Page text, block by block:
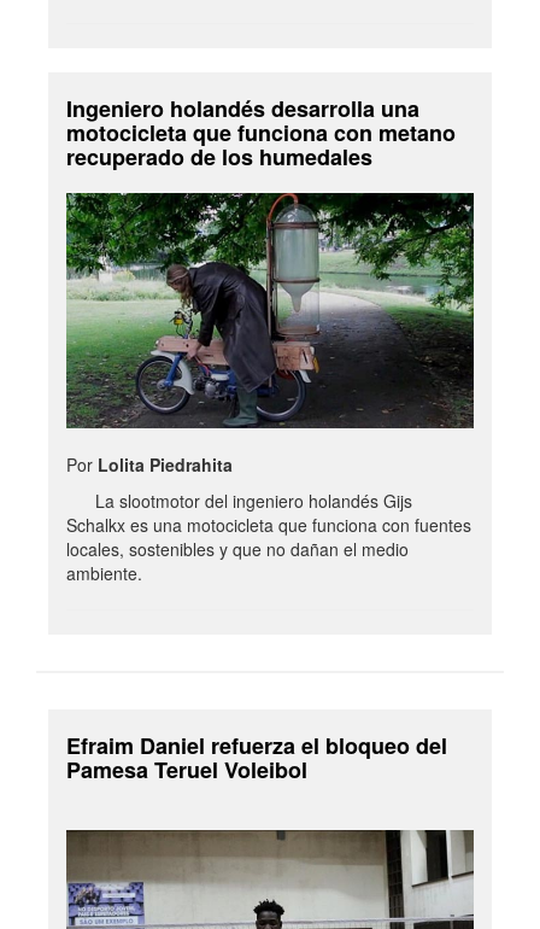
Ingeniero holandés desarrolla una
motocicleta que funciona con metano
recuperado de los humedales
Por Lolita Piedrahita
La slootmotor del ingeniero holandés Gijs
Schalkx es una motocicleta que funciona con fuentes
locales, sostenibles y que no dañan el medio
ambiente.
Efraim Daniel refuerza el bloqueo del
Pamesa Teruel Voleibol